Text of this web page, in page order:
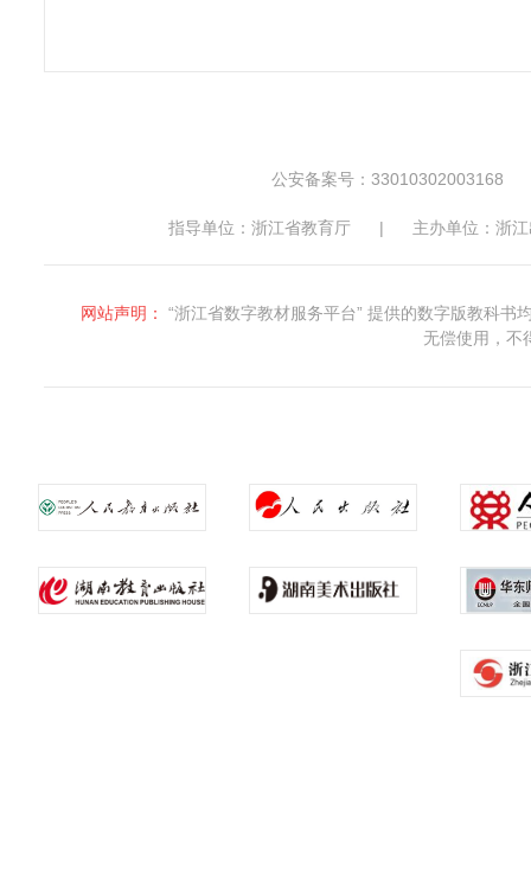
公安备案号：33010302003168
指导单位：浙江省教育厅 | 主办单位：浙
网站声明：
“浙江省数字教材服务平台” 提供的数字版教科
无偿使用，不